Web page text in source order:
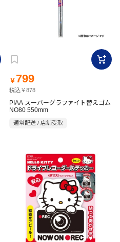
￥ 799
税込￥878
PIAA スーパーグラファイト替えゴム
NO80 550mm
通常配送 / 店舗受取